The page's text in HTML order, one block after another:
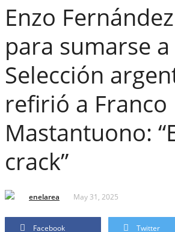
Enzo
para sumarse a
Selección
refirió a Franco
Mastantuono:
crack”
enelarea May 31, 2025
Facebook Twitter